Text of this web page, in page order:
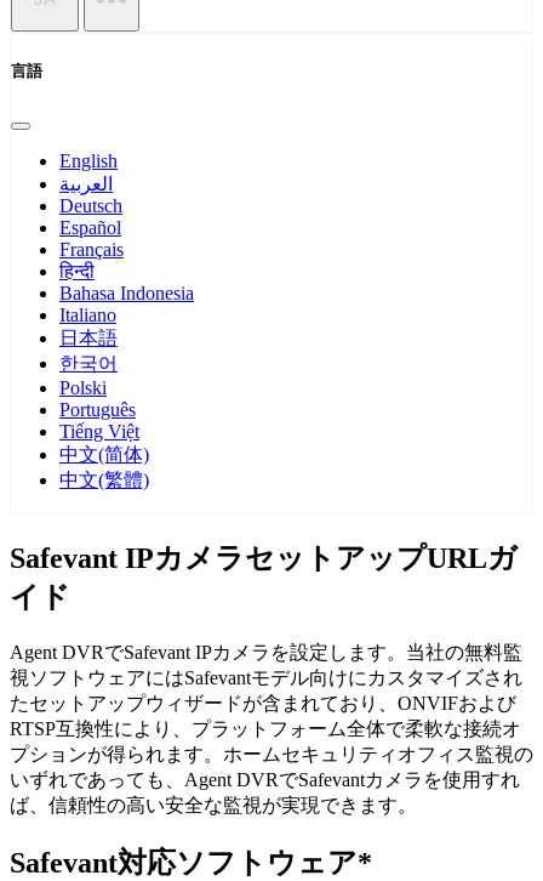
言語
English
العربية
Deutsch
Español
Français
हिन्दी
Bahasa Indonesia
Italiano
日本語
한국어
Polski
Português
Tiếng Việt
中文(简体)
中文(繁體)
Safevant IPカメラセットアップURLガ
イド
Agent DVRでSafevant IPカメラを設定します。当社の無料監
視ソフトウェアにはSafevantモデル向けにカスタマイズされ
たセットアップウィザードが含まれており、ONVIFおよび
RTSP互換性により、プラットフォーム全体で柔軟な接続オ
プションが得られます。ホームセキュリティオフィス監視の
いずれであっても、Agent DVRでSafevantカメラを使用すれ
ば、信頼性の高い安全な監視が実現できます。
Safevant対応ソフトウェア*